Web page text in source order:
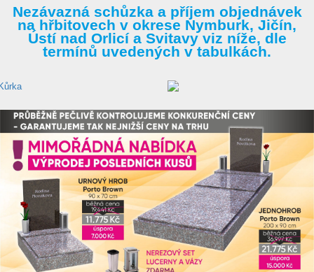
Nezávazná schůzka a příjem objednávek
na hřbitovech v okrese Nymburk, Jičín,
Ústí nad Orlicí a Svitavy viz níže, dle
termínů uvedených v tabulkách.